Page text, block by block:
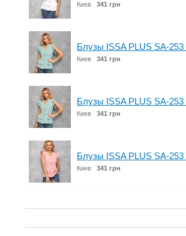
Киев 341 грн
Блузы ISSA PLUS SA-
Киев 341 грн
Блузы ISSA PLUS SA-
Киев 341 грн
Блузы ISSA PLUS SA-253
Киев 341 грн